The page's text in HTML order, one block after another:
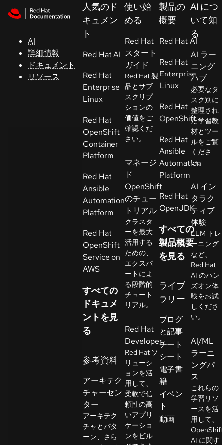
AI
詳細情報
ドキュメント
リソース
ト
コ
ン
ソ
ー
開
者
ト
ラ
イ
ア
ル
の
始
お
問
合
わ
言
語
の
選
択
人気のド
キュメン
ト
Red Hat AI
Red Hat
Enterprise
Linux
Red Hat
OpenShift
Container
Platform
Red Hat
Ansible
Automation
Platform
Red Hat
OpenShift
Service on
AWS
すべての
ドキュメ
ントを見
る
参考資料
アーキテク
チャーセン
ター
アーキテク
チャとパタ
ーン、さら
使い始
める
Red Hat
スタート
ガイド
Red Hat 製
品とサブ
スクリプ
ションの
価値をご
確認くだ
さい。
マネージ
ド
OpenShift
のチュー
トリアル
クラスタ
ーを最大
活用する
ための、
エクスパ
ートによ
る段階的
チュート
リアル。
Red Hat
Developer
Red Hat ソ
リューシ
ョンを活
用して、
柔軟で信
頼性の高
いアプリ
ケーショ
ンをビル
製品の
概要
Red Hat AI
Red Hat
Enterprise
Linux
Red Hat
OpenShift
Red Hat
Ansible
Automation
Platform
Red Hat
OpenJDK
すべての
製品概要
を見る
ライブ
ラリー
ブログ
と記事
チート
シート
電子書
籍
イベン
ト
動画
AI につ
いて知
る
AI ラー
ニング
ハブ
必要なタ
スク別に
整理され
た学習教
材とツー
ルをご覧
くださ
い。
AI イン
タラク
ティブ
体験
LLM トレ
ーニング
など、
Red Hat
AI のハン
ズオン体
験をお試
しくださ
い。
AI/ML
ラーニ
ングパ
ス
これらの
学習リソ
ースを活
用して、
AI に関す